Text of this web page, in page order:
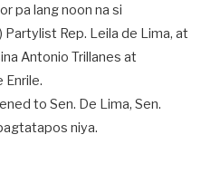
pa lang noon na si
Rep. Leila de Lima, at
Antonio Trillanes at
Enrile.
to Sen. De Lima, Sen.
niya.